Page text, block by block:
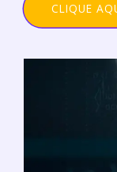
CLIQUE